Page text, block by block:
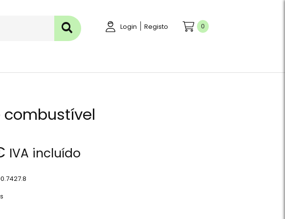
Login Registo 0
combustível
IVA incluído